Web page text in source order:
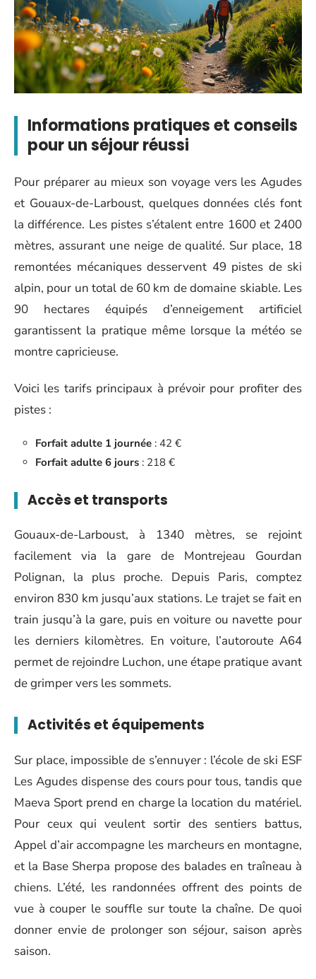
Informations pratiques et conseils
pour un séjour réussi
Pour préparer au mieux son voyage vers les Agudes
et Gouaux-de-Larboust, quelques données clés font
la différence. Les pistes s’étalent entre 1600 et 2400
mètres, assurant une neige de qualité. Sur place, 18
remontées mécaniques desservent 49 pistes de ski
alpin, pour un total de 60 km de domaine skiable. Les
90 hectares équipés d’enneigement artificiel
garantissent la pratique même lorsque la météo se
montre capricieuse.
Voici les tarifs principaux à prévoir pour profiter des
pistes :
Forfait adulte 1 journée : 42 €
Forfait adulte 6 jours : 218 €
Accès et transports
Gouaux-de-Larboust, à 1340 mètres, se rejoint
facilement via la gare de Montrejeau Gourdan
Polignan, la plus proche. Depuis Paris, comptez
environ 830 km jusqu’aux stations. Le trajet se fait en
train jusqu’à la gare, puis en voiture ou navette pour
les derniers kilomètres. En voiture, l’autoroute A64
permet de rejoindre Luchon, une étape pratique avant
de grimper vers les sommets.
Activités et équipements
Sur place, impossible de s’ennuyer : l’école de ski ESF
Les Agudes dispense des cours pour tous, tandis que
Maeva Sport prend en charge la location du matériel.
Pour ceux qui veulent sortir des sentiers battus,
Appel d’air accompagne les marcheurs en montagne,
et la Base Sherpa propose des balades en traîneau à
chiens. L’été, les randonnées offrent des points de
vue à couper le souffle sur toute la chaîne. De quoi
donner envie de prolonger son séjour, saison après
saison.